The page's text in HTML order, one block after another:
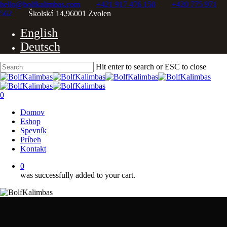
Skip
to
content
hello@bolfkalimbas.com +421 917 476 150
+420 775 971
562
Školská 14,96001 Zvolen
English
Deutsch
Hit enter to search or ESC to close
Close
Search
0
Domov
Eshop
Spevník
Príbeh
Kontakt
0
was successfully added to your cart.